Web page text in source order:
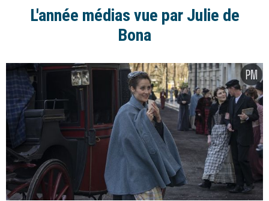
L'année médias vue par Julie de
Bona